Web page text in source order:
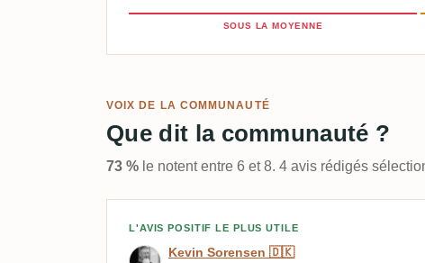
SOUS LA MOYENNE
VOIX DE LA COMMUNAUTÉ
Que dit la communauté ?
73 % le notent entre 6 et 8. 4 avis rédigés
Avis de Kevin Sorensen 🇩🇰
L'AVIS POSITIF LE PLUS UTILE
Kevin Sorensen 🇩🇰